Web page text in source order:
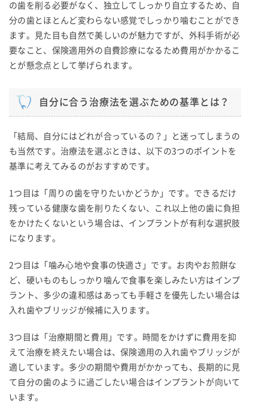
の歯を削る必要がなく、独立してしっかり自立するため、自
分の歯とほとんど変わらない感覚でしっかり噛むことができ
ます。見た目も自然で美しいのが魅力ですが、外科手術が必
要なこと、保険適用外の自費診療になるため費用がかかるこ
とが懸念点として挙げられます。
自分に合う治療法を選ぶための基準とは？
「結局、自分にはどれが合っているの？」と迷ってしまうの
も当然です。治療法を選ぶときは、以下の3つのポイントを
基準に考えてみるのがおすすめです。
1つ目は「周りの歯を守りたいかどうか」です。できるだけ
残っている健康な歯を削りたくない、これ以上他の歯に負担
をかけたくないという場合は、インプラントが有利な選択肢
になります。
2つ目は「噛み心地や食事の快適さ」です。お肉やお煎餅な
ど、硬いものもしっかり噛んで食事を楽しみたい方はインプ
ラント、多少の違和感はあっても手軽さを優先したい場合は
入れ歯やブリッジが候補に入ります。
3つ目は「治療期間と費用」です。時間をかけずに費用を抑
えて治療を終えたい場合は、保険適用の入れ歯やブリッジが
適しています。多少の期間や費用がかかっても、長期的に見
て自分の歯のように過ごしたい場合はインプラントが向いて
います。